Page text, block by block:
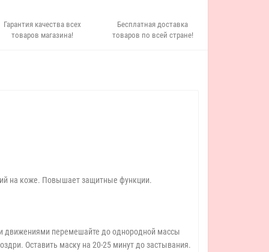
Гарантия качества всех
товаров магазина!
Бесплатная доставка
товаров по всей стране!
на коже. Повышает защитные функции.
движениями перемешайте до однородной массы
Оставить маску на 20-25 минут до застывания.